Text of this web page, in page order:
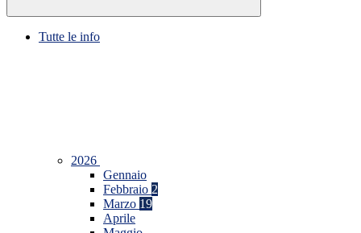
Tutte le info
2026
Gennaio
Febbraio 2
Marzo 19
Aprile